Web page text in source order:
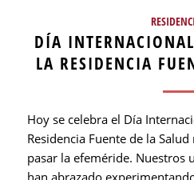
DÍA
LA RESIDENCIA
Hoy se celebra el Día
Residencia Fuente de la
pasar la efeméride. Nuestros